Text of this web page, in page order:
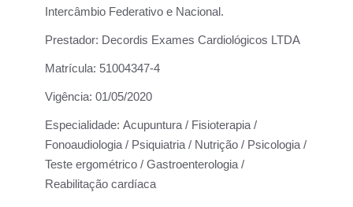
Intercâmbio Federativo e Nacional.
Prestador: Decordis Exames Cardiológicos LTDA
Matrícula: 51004347-4
Vigência: 01/05/2020
Especialidade: Acupuntura / Fisioterapia /
Fonoaudiologia / Psiquiatria / Nutrição / Psicologia /
Teste ergométrico / Gastroenterologia /
Reabilitação cardíaca